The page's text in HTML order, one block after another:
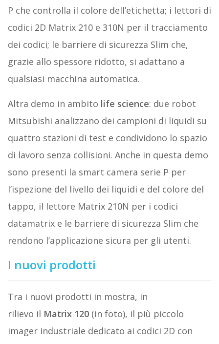
P che controlla il colore dell’etichetta; i lettori di
codici 2D Matrix 210 e 310N per il tracciamento
dei codici; le barriere di sicurezza Slim che,
grazie allo spessore ridotto, si adattano a
qualsiasi macchina automatica.
Altra demo in ambito life science: due robot
Mitsubishi analizzano dei campioni di liquidi su
quattro stazioni di test e condividono lo spazio
di lavoro senza collisioni. Anche in questa demo
sono presenti la smart camera serie P per
l’ispezione del livello dei liquidi e del colore del
tappo, il lettore Matrix 210N per i codici
datamatrix e le barriere di sicurezza Slim che
rendono l’applicazione sicura per gli utenti.
I nuovi prodotti
Tra i nuovi prodotti in mostra, in
rilievo il Matrix 120(in foto), il più piccolo
imager industriale dedicato ai codici 2D con